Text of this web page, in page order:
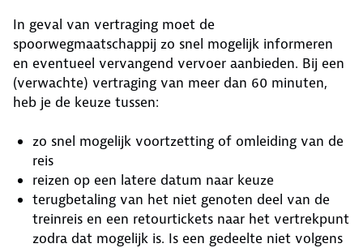
In geval van vertraging moet de
spoorwegmaatschappij zo snel mogelijk informeren
en eventueel vervangend vervoer aanbieden. Bij een
(verwachte) vertraging van meer dan 60 minuten,
heb je de keuze tussen:
zo snel mogelijk voortzetting of omleiding van de
reis
reizen op een latere datum naar keuze
terugbetaling van het niet genoten deel van de
treinreis en een retourtickets naar het vertrekpunt
zodra dat mogelijk is. Is een gedeelte niet volgens